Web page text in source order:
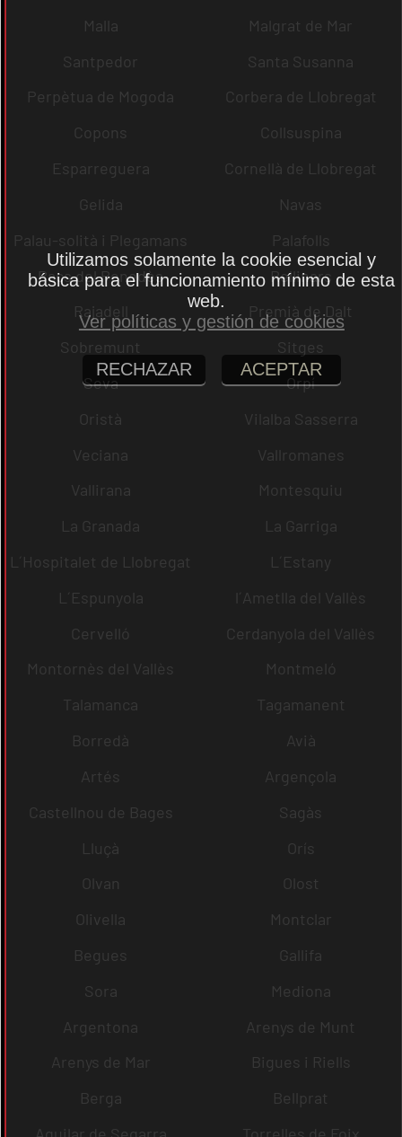
Malla
Malgrat de Mar
Santpedor
Santa Susanna
Perpètua de Mogoda
Corbera de Llobregat
Copons
Collsuspina
Esparreguera
Cornellà de Llobregat
Gelida
Navas
Palau-solità i Plegamans
Palafolls
Pacs del Penedès
Rellinars
Rajadell
Premià de Dalt
Sobremunt
Sitges
Seva
Orpí
Oristà
Vilalba Sasserra
Veciana
Vallromanes
Vallirana
Montesquiu
La Granada
La Garriga
L´Hospitalet de Llobregat
L´Estany
L´Espunyola
l´Ametlla del Vallès
Cervelló
Cerdanyola del Vallès
Montornès del Vallès
Montmeló
Talamanca
Tagamanent
Borredà
Avià
Artés
Argençola
Castellnou de Bages
Sagàs
Lluçà
Orís
Olvan
Olost
Olivella
Montclar
Begues
Gallifa
Sora
Mediona
Argentona
Arenys de Munt
Arenys de Mar
Bigues i Riells
Berga
Bellprat
Utilizamos solamente la cookie esencial y
básica para el funcionamiento mínimo de esta
web.
Ver políticas y gestión de cookies
RECHAZAR ACEPTAR